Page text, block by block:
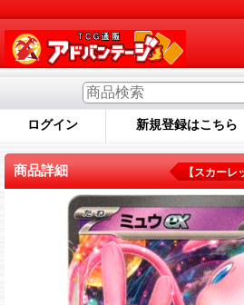
ログイン 新規登録はこちら
商品詳細 【スカー